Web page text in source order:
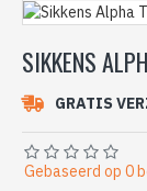
SIKKENS
GRATIS
Gebaseerd op 0